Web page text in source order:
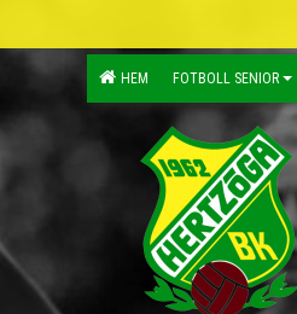
HEM FOTBOLL SENIOR